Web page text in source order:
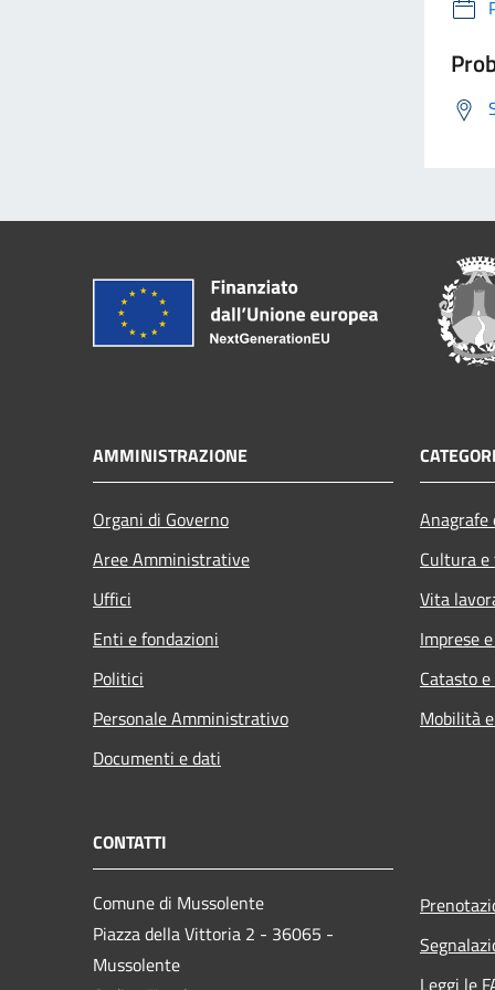
AMMINISTRAZIONE
Organi di Governo
Aree Amministrative
Uffici
Enti e fondazioni
Politici
Personale Amministrativo
Documenti e dati
Cultura
Vita
Imprese
Catasto
Mobilità
CONTATTI
Comune di Mussolente
Piazza della Vittoria 2 - 36065 -
Mussolente
Leggi le